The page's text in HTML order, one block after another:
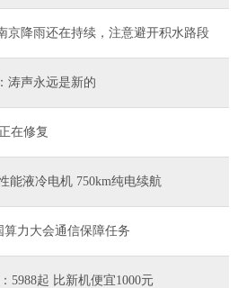
京降雨还在持续，注意避开积水路段
涛声永远是新的
在修复
能液冷电机 750km纯电续航
算力大会通信保障任务
5988起 比新机便宜1000元